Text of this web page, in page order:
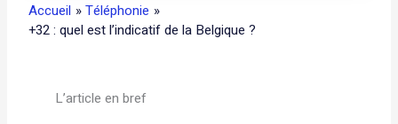
Accueil
Téléphonie
+32 : quel est l’indicatif de la Belgique ?
L’article en bref